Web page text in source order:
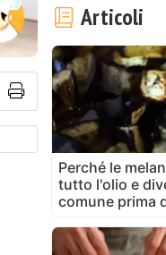
Articoli
Perché le
tutto l'olio e
comune prima